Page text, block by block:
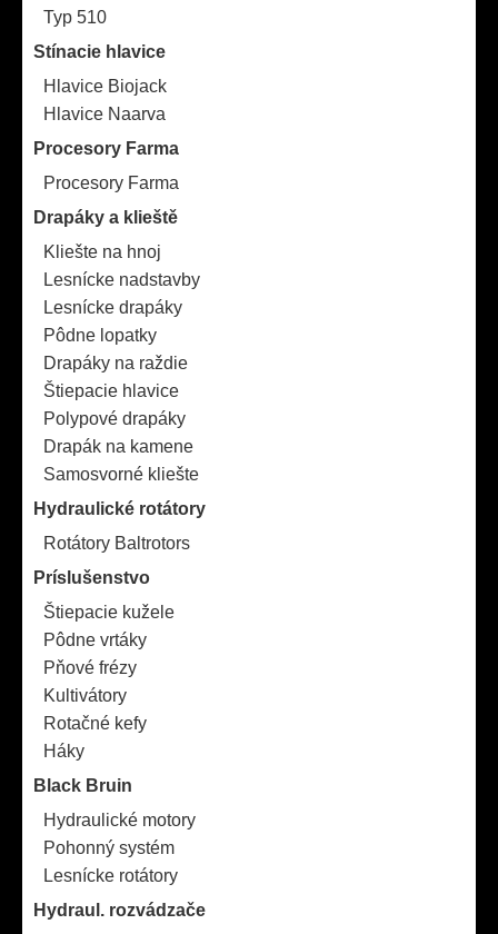
Typ 510
Stínacie hlavice
Hlavice Biojack
Hlavice Naarva
Procesory Farma
Procesory Farma
Drapáky a klieště
Kliešte na hnoj
Lesnícke nadstavby
Lesnícke drapáky
Pôdne lopatky
Drapáky na raždie
Štiepacie hlavice
Polypové drapáky
Drapák na kamene
Samosvorné kliešte
Hydraulické rotátory
Rotátory Baltrotors
Príslušenstvo
Štiepacie kužele
Pôdne vrtáky
Pňové frézy
Kultivátory
Rotačné kefy
Háky
Black Bruin
Hydraulické motory
Pohonný systém
Lesnícke rotátory
Hydraul. rozvádzače